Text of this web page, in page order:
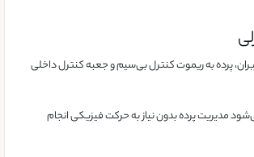
پرده به ریموت کنترل بی‌سیم و جعبه کنترل داخلی
مدیریت پرده بدون نیاز به حرکت فیزیکی انجام